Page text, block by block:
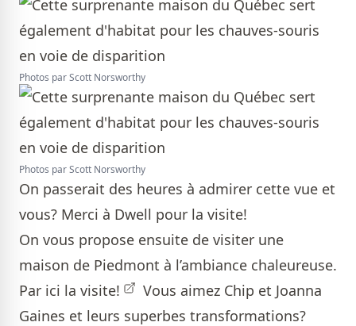
Photos par Scott Norsworthy
Photos par Scott Norsworthy
On passerait des heures à admirer cette vue et
vous? Merci à Dwell pour la visite!
On vous propose ensuite de visiter une
maison de Piedmont à l’ambiance chaleureuse.
Par ici la visite!
Vous aimez Chip et Joanna
Gaines et leurs superbes transformations?